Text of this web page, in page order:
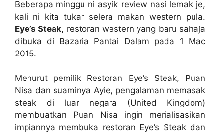
Beberapa minggu ni asyik review nasi lemak je,
kali ni kita tukar selera makan western pula.
Eye’s Steak, restoran western yang baru sahaja
dibuka di Bazaria Pantai Dalam pada 1 Mac
2015.
Menurut pemilik Restoran Eye’s Steak, Puan
Nisa dan suaminya Ayie, pengalaman memasak
steak di luar negara (United Kingdom)
membuatkan Puan Nisa ingin merialisasikan
impiannya membuka restoran Eye’s Steak dan